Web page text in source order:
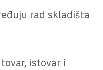
rad skladišta
istovar i